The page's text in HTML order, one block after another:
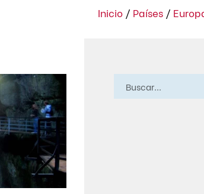
Inicio / Países /